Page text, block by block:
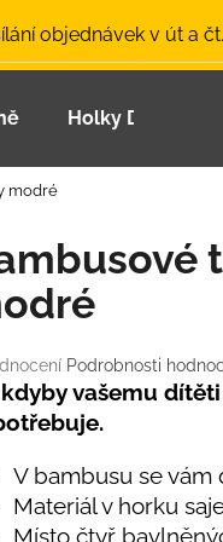
objednávek v út a čt.
Holky Dupeťačky
modré
Podrobnosti
vašemu
V bambusu se vám
Materiál v horku
Místo čtyřBAMBUSOVÉ